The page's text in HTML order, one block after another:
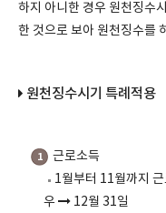
하지 아니한 경우 원천징수
한 것으로 보아 원천징수를
원천징수시기 특례적용
1
근로소득
1월부터 11월까지
우
12월 31일